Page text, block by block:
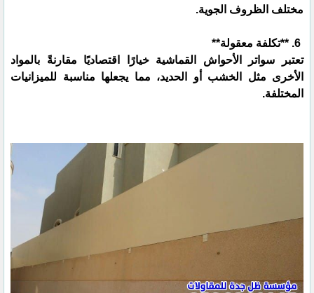
مختلف الظروف الجوية.
تعتبر سواتر الأحواش القماشية خيارًا اقتصاديًا مقارنةً بالمواد
الأخرى مثل الخشب أو الحديد، مما يجعلها مناسبة للميزانيات
المختلفة.